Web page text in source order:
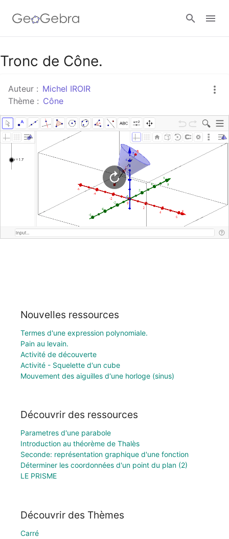
Google Classroom
Classe GeoGebra
Se connecter
Tronc de Cône.
Auteur : Michel IROIR
Thème : Cône
Nouvelles ressources
Termes d'une expression polynomiale.
Pain au levain.
Activité de découverte
Activité - Squelette d'un cube
Mouvement des aiguilles d'une horloge (sinus)
Découvrir des ressources
Parametres d'une parabole
Introduction au théorème de Thalès
Seconde: représentation graphique d'une fonction
Déterminer les coordonnées d'un point du plan (2)
LE PRISME
Découvrir des Thèmes
Carré